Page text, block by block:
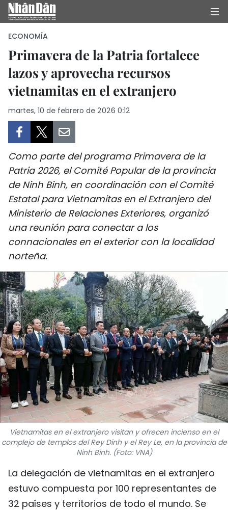
INICIO
POLÍTICA
SALUD - MEDIO AMBIENTE
CULTURA - ENTRETENIMIENTO
INTERNACIONAL
DEPORTES
PUENTE DE AMISTAD
HISTORIAS MULTIMEDIA
FOTOGRAFÍA
¿QUIÉNES SOMOS?
TIẾNG VIỆT
ENGLISH
中文
FRANÇAIS
РУССКИЙ
ECONOMÍA
Primavera de la Patria fortalece
lazos y aprovecha recursos
vietnamitas en el extranjero
martes, 10 de febrero de 2026 0:12
Como parte del programa Primavera de la
Patria 2026, el Comité Popular de la provincia
de Ninh Binh, en coordinación con el Comité
Estatal para Vietnamitas en el Extranjero del
Ministerio de Relaciones Exteriores, organizó
una reunión para conectar a los
connacionales en el exterior con la localidad
norteña.
Vietnamitas en el extranjero visitan y ofrecen incienso en el
complejo de templos del Rey Dinh y el Rey Le, en la provincia de
Ninh Binh. (Foto: VNA)
La delegación de vietnamitas en el extranjero
estuvo compuesta por 100 representantes de
32 países y territorios de todo el mundo. Se